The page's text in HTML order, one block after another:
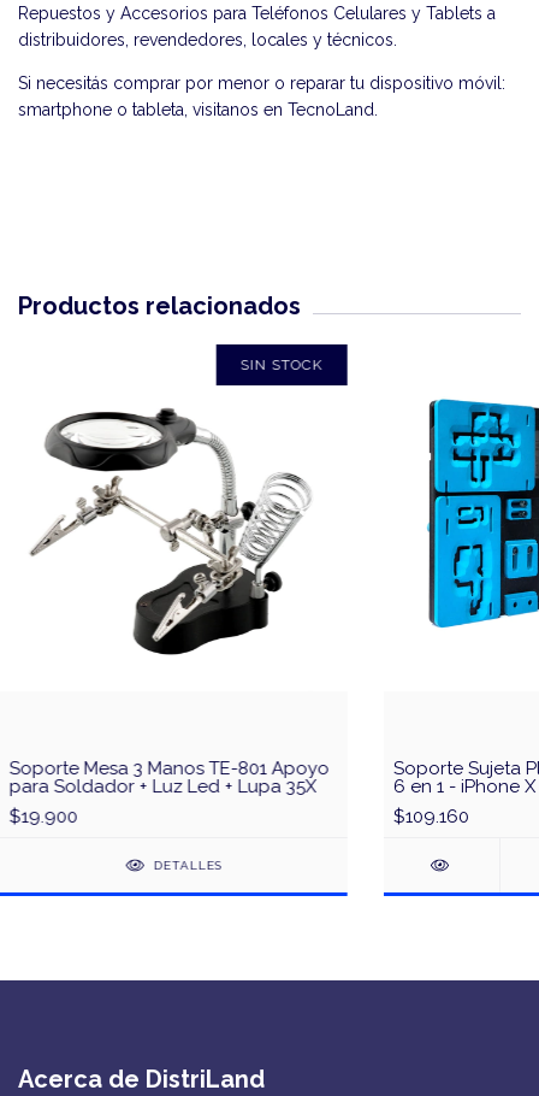
Repuestos y Accesorios para Teléfonos Celulares y Tablets a
distribuidores, revendedores, locales y técnicos.
Si necesitás comprar por menor o reparar tu dispositivo móvil:
smartphone o tableta, visitanos en TecnoLand
Productos relacionados
SIN STOCK
Soporte Mesa 3 Manos TE-801 Apoyo
para Soldador + Luz Led + Lupa 35X
$19.900
DETALLES
Soporte Sujeta
6 en 1 - iPhone X
Pro Max
$109.160
Acerca de DistriLand